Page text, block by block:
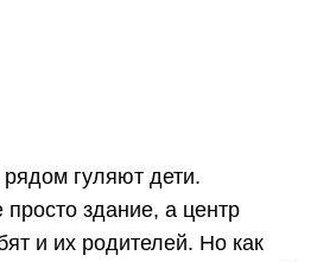
гуляют дети.
здание, а центр
и их родителей. Но как